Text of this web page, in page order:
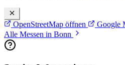
OpenStreetMap öffnen
Google
Alle Messen in Bonn